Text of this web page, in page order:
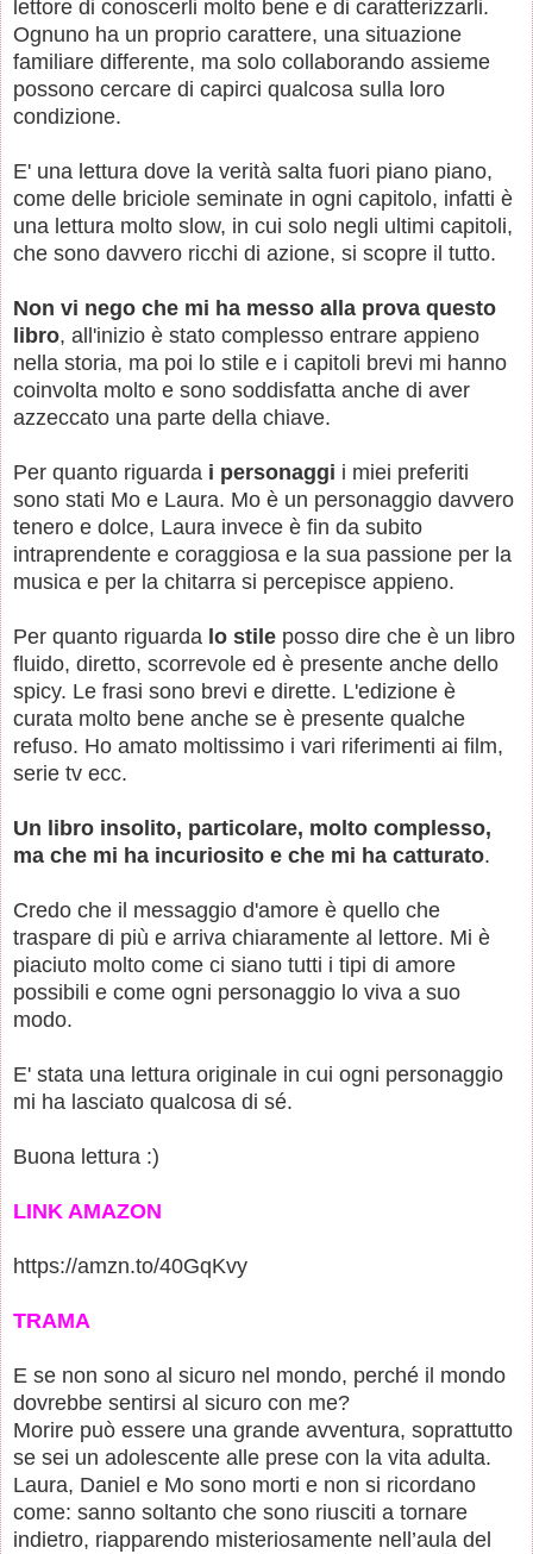
lettore di conoscerli molto bene e di caratterizzarli.
Ognuno ha un proprio carattere, una situazione
familiare differente, ma solo collaborando assieme
possono cercare di capirci qualcosa sulla loro
condizione.
E' una lettura dove la verità salta fuori piano piano,
come delle briciole seminate in ogni capitolo, infatti è
una lettura molto slow, in cui solo negli ultimi capitoli,
che sono davvero ricchi di azione, si scopre il tutto.
Non vi nego che mi ha messo alla prova questo
libro, all'inizio è stato complesso entrare appieno
nella storia, ma poi lo stile e i capitoli brevi mi hanno
coinvolta molto e sono soddisfatta anche di aver
azzeccato una parte della chiave.
Per quanto riguarda i personaggi i miei preferiti
sono stati Mo e Laura. Mo è un personaggio davvero
tenero e dolce, Laura invece è fin da subito
intraprendente e coraggiosa e la sua passione per la
musica e per la chitarra si percepisce appieno.
Per quanto riguarda lo stile posso dire che è un libro
fluido, diretto, scorrevole ed è presente anche dello
spicy. Le frasi sono brevi e dirette. L'edizione è
curata molto bene anche se è presente qualche
refuso. Ho amato moltissimo i vari riferimenti ai film,
serie tv ecc.
Un libro insolito, particolare, molto complesso,
ma che mi ha incuriosito e che mi ha catturato.
Credo che il messaggio d'amore è quello che
traspare di più e arriva chiaramente al lettore. Mi è
piaciuto molto come ci siano tutti i tipi di amore
possibili e come ogni personaggio lo viva a suo
modo.
E' stata una lettura originale in cui ogni personaggio
mi ha lasciato qualcosa di sé.
Buona lettura :)
LINK AMAZON
https://amzn.to/40GqKvy
TRAMA
E se non sono al sicuro nel mondo, perché il mondo
dovrebbe sentirsi al sicuro con me?
Morire può essere una grande avventura, soprattutto
se sei un adolescente alle prese con la vita adulta.
Laura, Daniel e Mo sono morti e non si ricordano
come: sanno soltanto che sono riusciti a tornare
indietro, riapparendo misteriosamente nell’aula del